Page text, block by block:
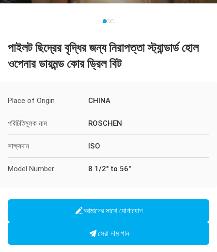
পাইলট ছিদ্রের বৃদ্ধির জন্য নিরাপত্তা স্ট্যান্ডার্ড হোল
ওপেনার ডায়মন্ড কোর ড্রিল বিট
Place of Origin CHINA
পরিচিতিমুলক নাম ROSCHEN
সাক্ষ্যদান ISO
Model Number 8 1/2″ to 56″
আমাদের সাথে যোগাযোগ
সেরা দাম পান